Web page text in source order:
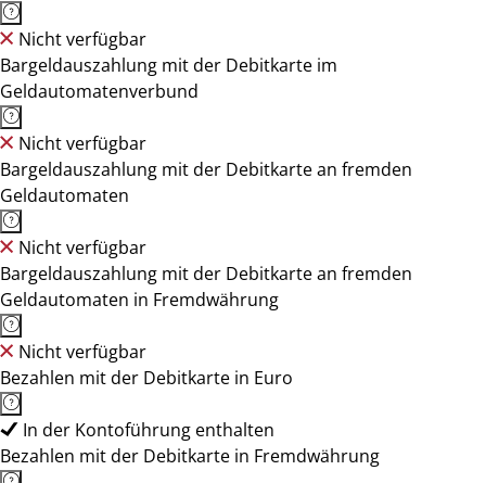
Nicht verfügbar
Bargeldauszahlung mit der Debitkarte im
Geldautomatenverbund
Nicht verfügbar
Bargeldauszahlung mit der Debitkarte an fremden
Geldautomaten
Nicht verfügbar
Bargeldauszahlung mit der Debitkarte an fremden
Geldautomaten in Fremdwährung
Nicht verfügbar
Bezahlen mit der Debitkarte in Euro
In der Kontoführung enthalten
Bezahlen mit der Debitkarte in Fremdwährung